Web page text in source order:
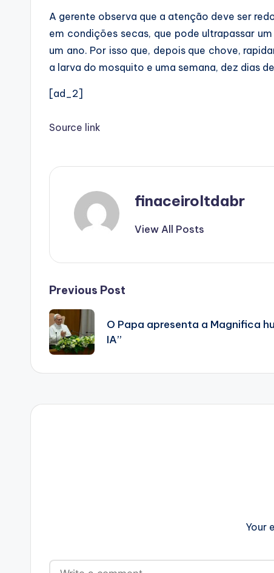
A gerente observa que a atenção deve ser
em condições secas, que pode ultrapassar
um ano. Por isso que, depois que chove,
a larva do mosquito e uma semana, dez dias
[ad_2]
Source link
finaceiroltdabr
View All Posts
Post
navigation
Previous Post
O Papa apresenta a Magnifica
IA”
Your